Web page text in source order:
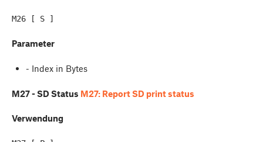
Parameter
- Index in Bytes
M27 - SD Status M27: Report SD print status
Verwendung